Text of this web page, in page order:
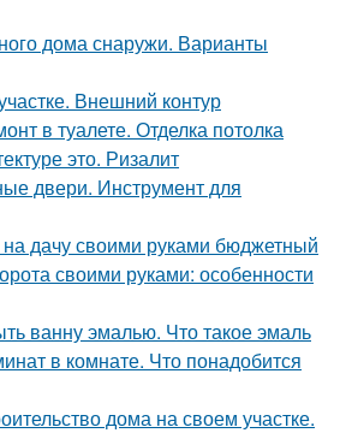
дома снаружи. Варианты
Внешний контур
в туалете. Отделка потолка
это. Ризалит
двери. Инструмент для
дачу своими руками бюджетный
своими руками: особенности
ванну эмалью. Что такое эмаль
в комнате. Что понадобится
дома на своем участке.